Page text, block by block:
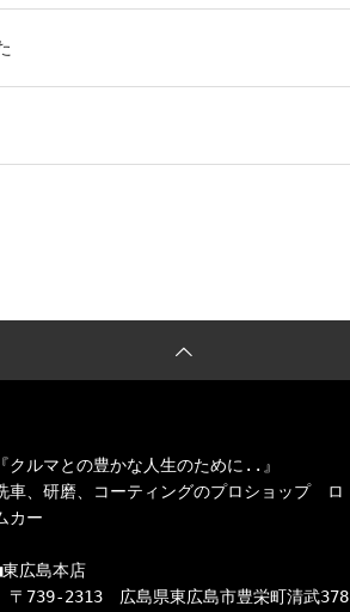
『クルマとの豊かな人生のために..』
車、研磨、コーティングのプロショップ　ロ
カー
広島本店
〒739-2313　広島県東広島市豊栄町清武378